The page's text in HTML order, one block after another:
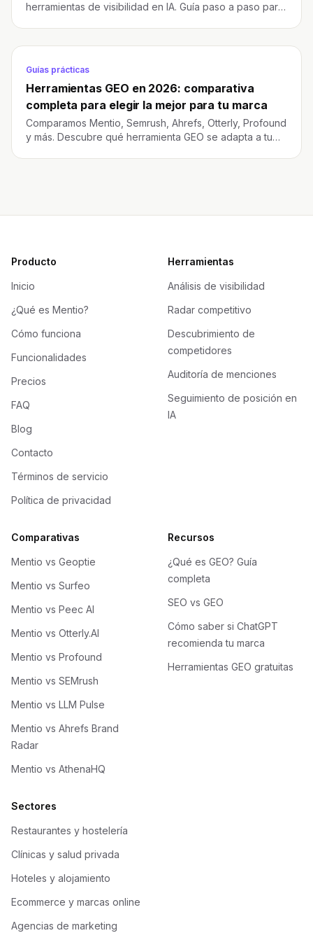
herramientas de visibilidad en IA. Guía paso a paso para
Guías prácticas
Herramientas GEO en 2026: comparativa
completa para elegir la mejor para tu marca
Comparamos Mentio, Semrush, Ahrefs, Otterly, Profound
y más. Descubre qué herramienta GEO se adapta a tu
Producto
Inicio
¿Qué es Mentio?
Cómo funciona
Funcionalidades
Precios
FAQ
Blog
Contacto
Términos de servicio
Política de privacidad
Herramientas
Análisis de visibilidad
Radar competitivo
Descubrimiento de
competidores
Auditoría de menciones
Seguimiento de posición en
IA
Comparativas
Mentio vs Geoptie
Mentio vs Surfeo
Mentio vs Peec AI
Mentio vs Otterly.AI
Mentio vs Profound
Mentio vs SEMrush
Mentio vs LLM Pulse
Mentio vs Ahrefs Brand
Radar
Mentio vs AthenaHQ
Recursos
¿Qué es GEO? Guía
completa
SEO vs GEO
Cómo saber si ChatGPT
recomienda tu marca
Herramientas GEO gratuitas
Sectores
Restaurantes y hostelería
Clínicas y salud privada
Hoteles y alojamiento
Ecommerce y marcas online
Agencias de marketing